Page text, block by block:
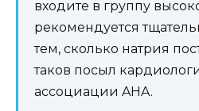
входите в группу
рекомендуется
тем, сколько натрия
таков посыл
ассоциации AHA.